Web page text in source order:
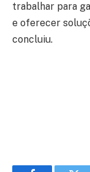
trabalhar para
e oferecer
concluiu.